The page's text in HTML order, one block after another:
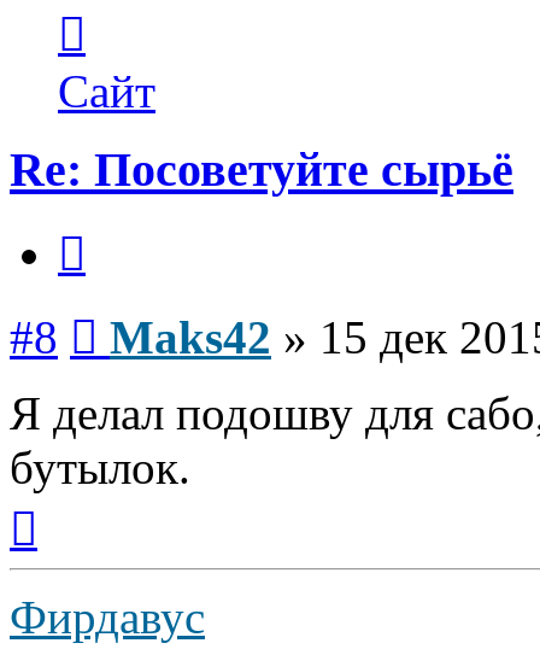
пользователя
Maks42
Сайт
Re: Посоветуйте сырьё
#8 Maks42 » 15 дек
Я делал подошву для
бутылок.
началу
Фирдавус